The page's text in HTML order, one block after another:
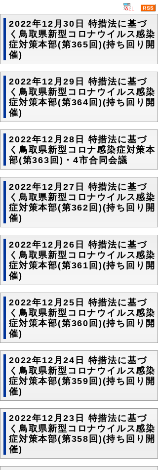
2022年12月30日 特措法に基づ
く鳥取県新型コロナウイルス感染
症対策本部(第365回)(持ち回り開
催)
2022年12月29日 特措法に基づ
く鳥取県新型コロナウイルス感染
症対策本部(第364回)(持ち回り開
催)
2022年12月28日 特措法に基づ
く鳥取県新型コロナ感染症対策本
部(第363回)・4市合同会議
2022年12月27日 特措法に基づ
く鳥取県新型コロナウイルス感染
症対策本部(第362回)(持ち回り開
催)
2022年12月26日 特措法に基づ
く鳥取県新型コロナウイルス感染
症対策本部(第361回)(持ち回り開
催)
2022年12月25日 特措法に基づ
く鳥取県新型コロナウイルス感染
症対策本部(第360回)(持ち回り開
催)
2022年12月24日 特措法に基づ
く鳥取県新型コロナウイルス感染
症対策本部(第359回)(持ち回り開
催)
2022年12月23日 特措法に基づ
く鳥取県新型コロナウイルス感染
症対策本部(第358回)(持ち回り開
催)